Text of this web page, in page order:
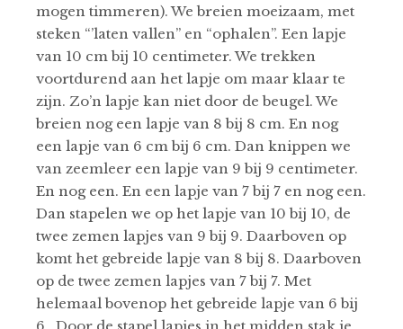
mogen timmeren). We breien moeizaam, met
steken “’laten vallen” en “ophalen”. Een lapje
van 10 cm bij 10 centimeter. We trekken
voortdurend aan het lapje om maar klaar te
zijn. Zo’n lapje kan niet door de beugel. We
breien nog een lapje van 8 bij 8 cm. En nog
een lapje van 6 cm bij 6 cm. Dan knippen we
van zeemleer een lapje van 9 bij 9 centimeter.
En nog een. En een lapje van 7 bij 7 en nog een.
Dan stapelen we op het lapje van 10 bij 10, de
twee zemen lapjes van 9 bij 9. Daarboven op
komt het gebreide lapje van 8 bij 8. Daarboven
op de twee zemen lapjes van 7 bij 7. Met
helemaal bovenop het gebreide lapje van 6 bij